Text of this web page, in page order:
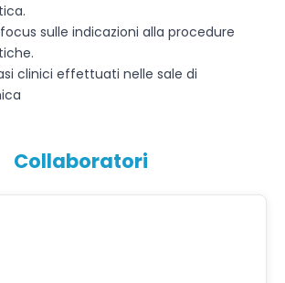
sulle indicazioni alla procedure
clinici effettuati nelle sale di
Collaboratori